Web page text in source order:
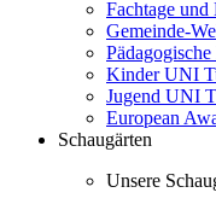
Fachtage und
Gemeinde-
Kinder UNI
Jugend UNI
European
Schaugärten
Unsere